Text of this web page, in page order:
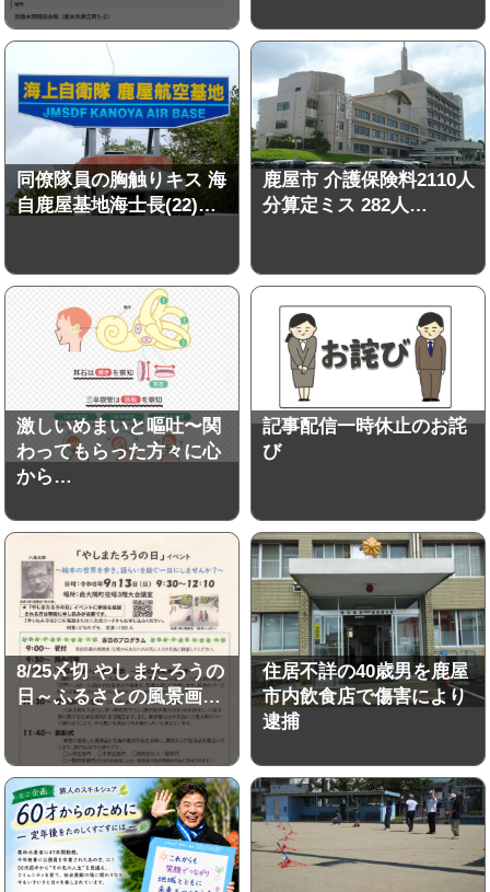
同僚隊員の胸触りキス 海
自鹿屋基地海士長(22)…
鹿屋市 介護保険料2110人
分算定ミス 282人…
激しいめまいと嘔吐〜関
わってもらった方々に心
から…
記事配信一時休止のお詫
び
8/25〆切 やしまたろうの
日～ふるさとの風景画…
住居不詳の40歳男を鹿屋
市内飲食店で傷害により
逮捕